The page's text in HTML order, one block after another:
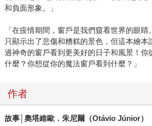
和負面形象。」
「在疫情期間，窗戶是我們窺看世界的眼
只顯示出了悲傷和糟糕的景色，但這本繪本
過神奇的窗戶看到更美好的日子和風景！你
什麼？你想從你的魔法窗戶看到什麼？」
作者
故事│奧塔維歐．朱尼爾（Otávio Júnior）